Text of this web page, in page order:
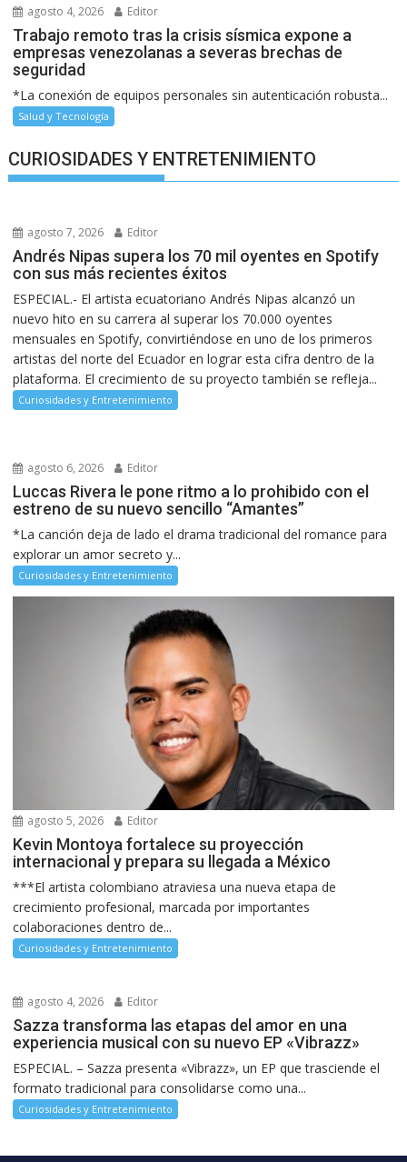
agosto 4, 2026 Editor
Trabajo remoto tras la crisis sísmica expone a
empresas venezolanas a severas brechas de
seguridad
*La conexión de equipos personales sin autenticación robusta...
Salud y Tecnología
CURIOSIDADES Y ENTRETENIMIENTO
agosto 7, 2026 Editor
Andrés Nipas supera los 70 mil oyentes en Spotify
con sus más recientes éxitos
ESPECIAL.- El artista ecuatoriano Andrés Nipas alcanzó un
nuevo hito en su carrera al superar los 70.000 oyentes
mensuales en Spotify, convirtiéndose en uno de los primeros
artistas del norte del Ecuador en lograr esta cifra dentro de la
plataforma. El crecimiento de su proyecto también se refleja...
Curiosidades y Entretenimiento
agosto 6, 2026 Editor
Luccas Rivera le pone ritmo a lo prohibido con el
estreno de su nuevo sencillo “Amantes”
*La canción deja de lado el drama tradicional del romance para
explorar un amor secreto y...
Curiosidades y Entretenimiento
agosto 5, 2026 Editor
Kevin Montoya fortalece su proyección
internacional y prepara su llegada a México
***El artista colombiano atraviesa una nueva etapa de
crecimiento profesional, marcada por importantes
colaboraciones dentro de...
Curiosidades y Entretenimiento
agosto 4, 2026 Editor
Sazza transforma las etapas del amor en una
experiencia musical con su nuevo EP «Vibrazz»
ESPECIAL. – Sazza presenta «Vibrazz», un EP que trasciende el
formato tradicional para consolidarse como una...
Curiosidades y Entretenimiento